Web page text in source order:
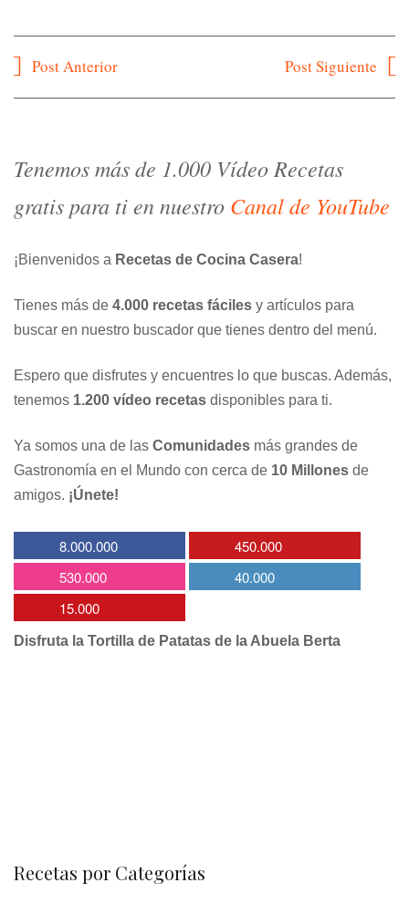
Navegación
Post Anterior Post Siguiente
Tenemos más de 1.000 Vídeo Recetas
gratis para ti en nuestro Canal de YouTube
¡Bienvenidos a Recetas de Cocina Casera!
Tienes más de 4.000 recetas fáciles y artículos para
buscar en nuestro buscador que tienes dentro del menú.
Espero que disfrutes y encuentres lo que buscas. Además,
tenemos 1.200 vídeo recetas disponibles para ti.
Ya somos una de las Comunidades más grandes de
Gastronomía en el Mundo con cerca de 10 Millones de
amigos. ¡Únete!
8.000.000
450.000
530.000
40.000
15.000
Disfruta la Tortilla de Patatas de la Abuela Berta
Recetas por Categorías